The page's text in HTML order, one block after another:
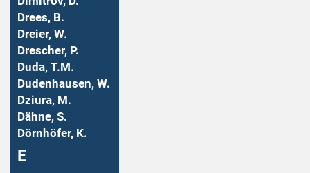
Drees, B.
Dreier, W.
Drescher, P.
Duda, T.M.
Dudenhausen, W.
Dziura, M.
Dähne, S.
Dörnhöfer, K.
E